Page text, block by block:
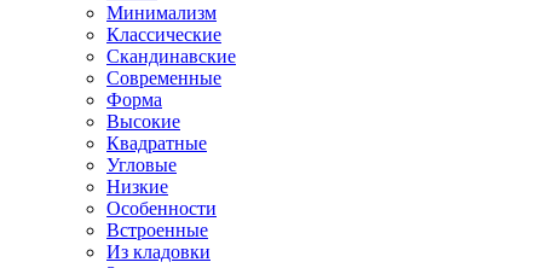
Минимализм
Классические
Скандинавские
Современные
Форма
Высокие
Квадратные
Угловые
Низкие
Особенности
Встроенные
Из кладовки